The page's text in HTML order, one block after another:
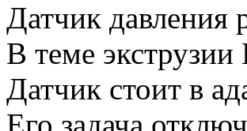
Датчик давления
В теме
Датчик стоит в